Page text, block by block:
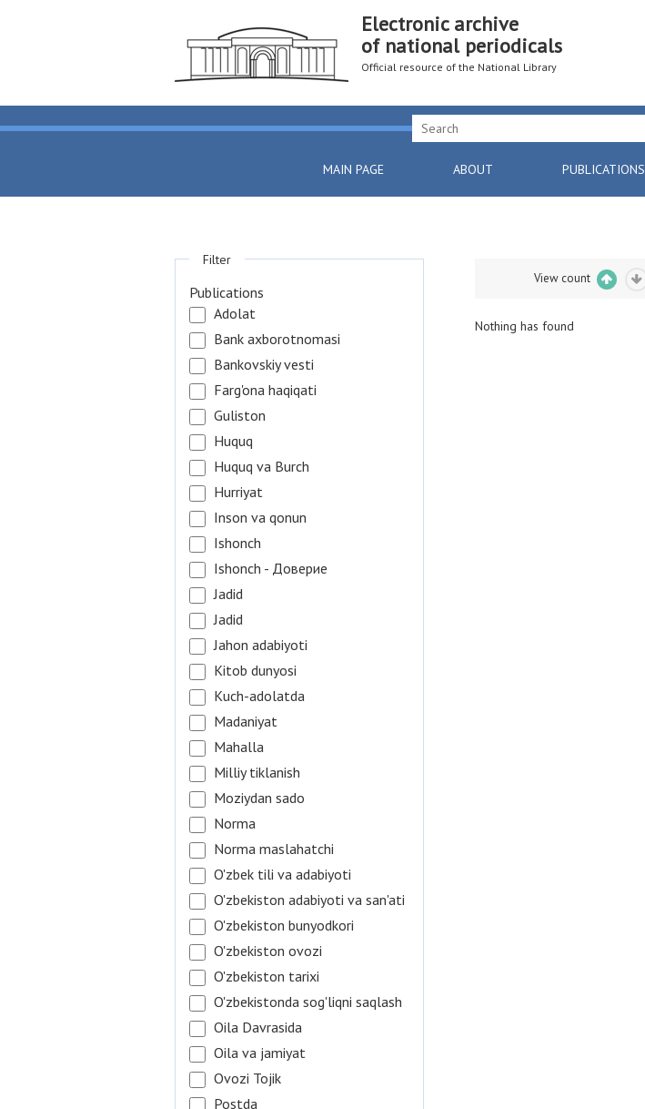
Electronic archive
of national periodicals
Official resource of the National Library
MAIN PAGE ABOUT PUBLICATIONS
View count
Nothing has found
Filter
Publications
Adolat
Bank axborotnomasi
Bankovskiy vesti
Farg'ona haqiqati
Guliston
Huquq
Huquq va Burch
Hurriyat
Inson va qonun
Ishonch
Ishonch - Доверие
Jadid
Jadid
Jahon adabiyoti
Kitob dunyosi
Kuch-adolatda
Madaniyat
Mahalla
Milliy tiklanish
Moziydan sado
Norma
Norma maslahatchi
O'zbek tili va adabiyoti
O'zbekiston adabiyoti va san'ati
O'zbekiston bunyodkori
O'zbekiston ovozi
O'zbekiston tarixi
O'zbekistonda sog'liqni saqlash
Oila Davrasida
Oila va jamiyat
Ovozi Tojik
Postda